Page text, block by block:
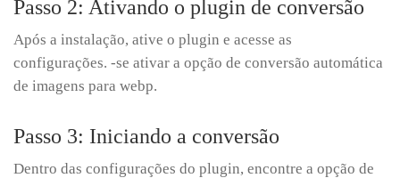
Passo 2: Ativando o plugin de conversão
Após a instalação, ative o plugin e acesse as
configurações. -se ativar a opção de conversão automática
de imagens para webp.
Passo 3: Iniciando a conversão
Dentro das configurações do plugin, encontre a opção de